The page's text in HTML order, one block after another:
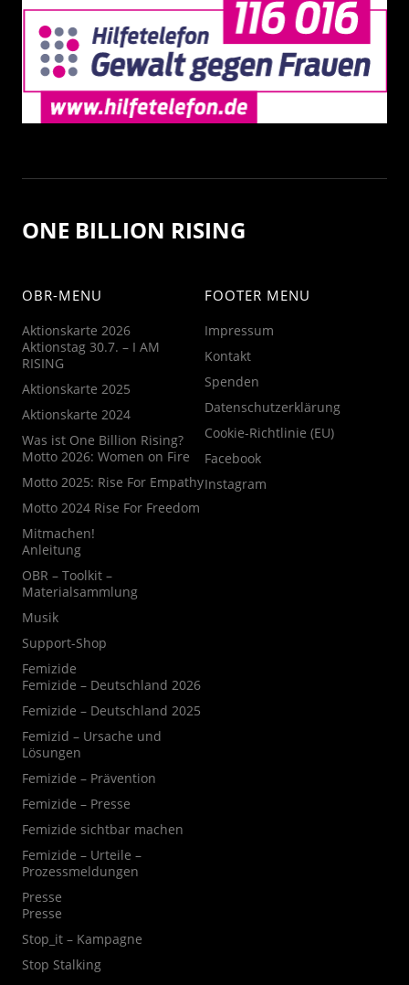
ONE BILLION RISING
OBR-MENU
Aktionskarte 2026
Aktionstag 30.7. – I AM
RISING
Aktionskarte 2025
Aktionskarte 2024
Was ist One Billion Rising?
Motto 2026: Women on Fire
Motto 2025: Rise For Empathy
Motto 2024 Rise For Freedom
Mitmachen!
Anleitung
OBR – Toolkit –
Materialsammlung
Musik
Support-Shop
Femizide
Femizide – Deutschland 2026
Femizide – Deutschland 2025
Femizid – Ursache und
Lösungen
Femizide – Prävention
Femizide – Presse
Femizide sichtbar machen
Femizide – Urteile –
Prozessmeldungen
Presse
Presse
Stop_it – Kampagne
Stop Stalking
FOOTER MENU
Impressum
Kontakt
Spenden
Datenschutzerklärung
Cookie-Richtlinie (EU)
Facebook
Instagram